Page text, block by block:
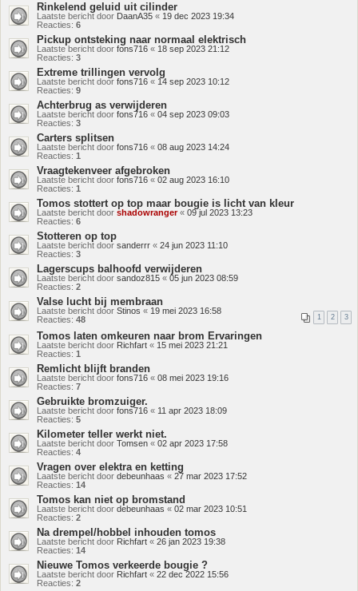
Rinkelend geluid uit cilinder
Laatste bericht door DaanA35 « 19 dec 2023 19:34
Reacties: 6
Pickup ontsteking naar normaal elektrisch
Laatste bericht door fons716 « 18 sep 2023 21:12
Reacties: 3
Extreme trillingen vervolg
Laatste bericht door fons716 « 14 sep 2023 10:12
Reacties: 9
Achterbrug as verwijderen
Laatste bericht door fons716 « 04 sep 2023 09:03
Reacties: 3
Carters splitsen
Laatste bericht door fons716 « 08 aug 2023 14:24
Reacties: 1
Vraagtekenveer afgebroken
Laatste bericht door fons716 « 02 aug 2023 16:10
Reacties: 1
Tomos stottert op top maar bougie is licht van kleur
Laatste bericht door shadowranger« 09 jul 2023 13:23
Reacties: 6
Stotteren op top
Laatste bericht door sanderrr « 24 jun 2023 11:10
Reacties: 3
Lagerscups balhoofd verwijderen
Laatste bericht door sandoz815 « 05 jun 2023 08:59
Reacties: 2
Valse lucht bij membraan
Laatste bericht door Stinos « 19 mei 2023 16:58
Reacties: 48 1 2 3
Tomos laten omkeuren naar brom Ervaringen
Laatste bericht door Richfart « 15 mei 2023 21:21
Reacties: 1
Remlicht blijft branden
Laatste bericht door fons716 « 08 mei 2023 19:16
Reacties: 7
Gebruikte bromzuiger.
Laatste bericht door fons716 « 11 apr 2023 18:09
Reacties: 5
Kilometer teller werkt niet.
Laatste bericht door Tomsen « 02 apr 2023 17:58
Reacties: 4
Vragen over elektra en ketting
Laatste bericht door debeunhaas « 27 mar 2023 17:52
Reacties: 14
Tomos kan niet op bromstand
Laatste bericht door debeunhaas « 02 mar 2023 10:51
Reacties: 2
Na drempel/hobbel inhouden tomos
Laatste bericht door Richfart « 26 jan 2023 19:38
Reacties: 14
Nieuwe Tomos verkeerde bougie ?
Laatste bericht door Richfart « 22 dec 2022 15:56
Reacties: 2